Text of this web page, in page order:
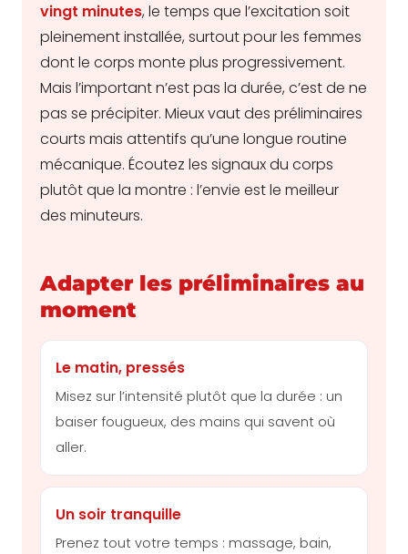
vingt minutes, le temps que l’excitation soit
pleinement installée, surtout pour les femmes
dont le corps monte plus progressivement.
Mais l’important n’est pas la durée, c’est de ne
pas se précipiter. Mieux vaut des préliminaires
courts mais attentifs qu’une longue routine
mécanique. Écoutez les signaux du corps
plutôt que la montre : l’envie est le meilleur
des minuteurs.
Adapter les préliminaires au
moment
Le matin, pressés
Misez sur l’intensité plutôt que la durée : un
baiser fougueux, des mains qui savent où
aller.
Un soir tranquille
Prenez tout votre temps : massage, bain,